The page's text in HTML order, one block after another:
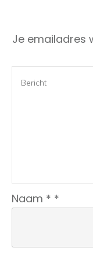
Je emailadres
Naam * *